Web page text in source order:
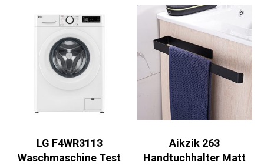
LG F4WR3113
Waschmaschine Test
Aikzik 263
Handtuchhalter Matt